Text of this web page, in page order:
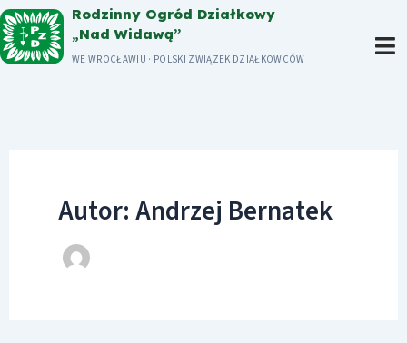
Przejdź
do
treści
Rodzinny Ogród Działkowy
„Nad Widawą”
WE WROCŁAWIU · POLSKI ZWIĄZEK DZIAŁKOWCÓW
Autor: Andrzej Bernatek